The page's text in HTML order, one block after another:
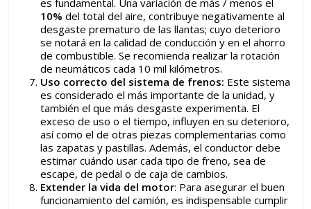
es fundamental. Una variación de más / menos el
10% del total del aire, contribuye negativamente al
desgaste prematuro de las llantas; cuyo deterioro
se notará en la calidad de conducción y en el ahorro
de combustible. Se recomienda realizar la rotación
de neumáticos cada 10 mil kilómetros.
Uso correcto del sistema de frenos: Este sistema
es considerado el más importante de la unidad, y
también el que más desgaste experimenta. El
exceso de uso o el tiempo, influyen en su deterioro,
así como el de otras piezas complementarias como
las zapatas y pastillas. Además, el conductor debe
estimar cuándo usar cada tipo de freno, sea de
escape, de pedal o de caja de cambios.
Extender la vida del motor: Para asegurar el buen
funcionamiento del camión, es indispensable cumplir